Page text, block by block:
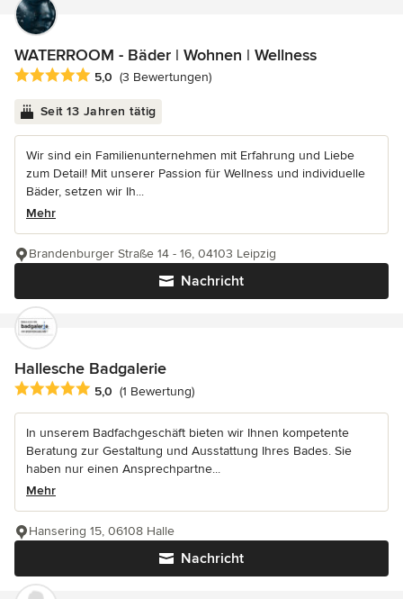
WATERROOM - Bäder | Wohnen | Wellness
Durchschnittliche Bewertung: 5 von 5 Sternen
5,0 (3 Bewertungen)
Seit 13 Jahren tätig
Wir sind ein Familienunternehmen mit Erfahrung und Liebe
zum Detail! Mit unserer Passion für Wellness und individuelle
Bäder, setzen wir Ih...
Mehr
Nachricht
Brandenburger Straße 14 - 16, 04103 Leipzig
Hallesche Badgalerie
Durchschnittliche Bewertung: 5 von 5 Sternen
5,0 (1 Bewertung)
In unserem Badfachgeschäft bieten wir Ihnen kompetente
Beratung zur Gestaltung und Ausstattung Ihres Bades. Sie
haben nur einen Ansprechpartne...
Mehr
Nachricht
Hansering 15, 06108 Halle